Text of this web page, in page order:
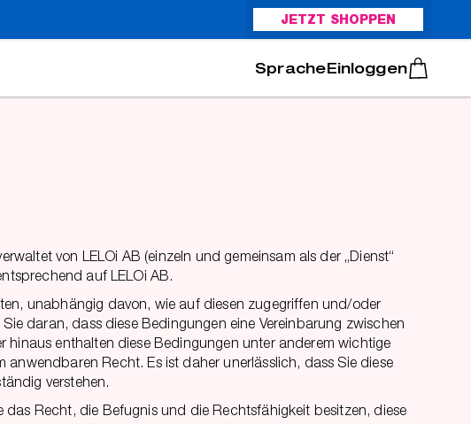
JETZT SHOPPEN
Português
Einloggen
von LELOi AB (einzeln und gemeinsam als der „Dienst“
auf LELOi AB.
unabhängig davon, wie auf diesen zugegriffen und/oder
daran, dass diese Bedingungen eine Vereinbarung zwischen
hinaus enthalten diese Bedingungen unter anderem wichtige
Recht. Es ist daher unerlässlich, dass Sie diese
verstehen.
Recht, die Befugnis und die Rechtsfähigkeit besitzen, diese